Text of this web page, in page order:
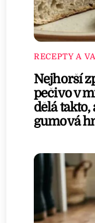
RECEPTY A
Nejhorší
pečivo v
dělá takto,
gumová